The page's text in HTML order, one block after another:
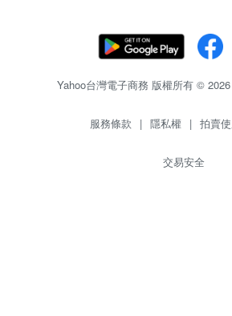
Yahoo台灣電子商務 版權所有 ©
服務條款 | 隱私權 | 拍賣
交易安全